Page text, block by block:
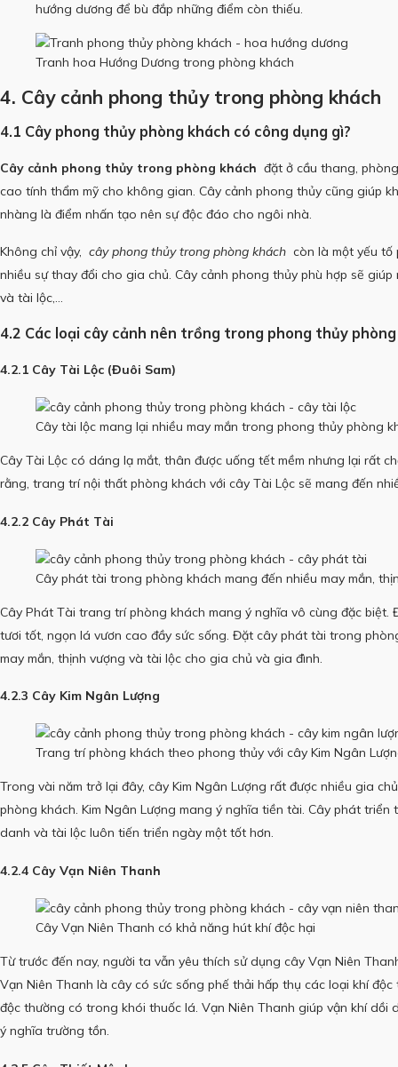
hướng dương để bù đắp những điểm còn thiếu.
Tranh hoa Hướng Dương trong phòng khách
4. Cây cảnh phong thủy trong phòng khách
4.1 Cây phong thủy phòng khách có công dụng gì?
Cây cảnh phong thủy trong phòng khách đặt ở cầu thang,
cao tính thẩm mỹ cho không gian. Cây cảnh phong thủy cũng giúp
nhàng là điểm nhấn tạo nên sự độc đáo cho ngôi nhà.
Không chỉ vậy, cây phong thủy trong phòng khách còn là một yếu
nhiều sự thay đổi cho gia chủ. Cây cảnh phong thủy phù hợp sẽ
và tài lộc,…
4.2 Các loại cây cảnh nên trồng trong phong thủy
4.2.1 Cây Tài Lộc (Đuôi Sam)
Cây tài lộc mang lại nhiều may mắn trong phong thủy phòng
Cây Tài Lộc có dáng lạ mắt, thân được uống tết mềm nhưng lại rất
rằng, trang trí nội thất phòng khách với cây Tài Lộc sẽ mang đến
4.2.2 Cây Phát Tài
Cây phát tài trong phòng khách mang đến nhiều may mắn,
Cây Phát Tài trang trí phòng khách mang ý nghĩa vô cùng đặc biệt.
tươi tốt, ngọn lá vươn cao đầy sức sống. Đặt cây phát tài trong
may mắn, thịnh vượng và tài lộc cho gia chủ và gia đình.
4.2.3 Cây Kim Ngân Lượng
Trang trí phòng khách theo phong thủy với cây Kim Ngân
Trong vài năm trở lại đây, cây Kim Ngân Lượng rất được nhiều gia
phòng khách. Kim Ngân Lượng mang ý nghĩa tiền tài. Cây phát triển
danh và tài lộc luôn tiến triển ngày một tốt hơn.
4.2.4 Cây Vạn Niên Thanh
Cây Vạn Niên Thanh có khả năng hút khí độc hại
Từ trước đến nay, người ta vẫn yêu thích sử dụng cây Vạn Niên
Vạn Niên Thanh là cây có sức sống phế thải hấp thụ các loại khí
độc thường có trong khói thuốc lá. Vạn Niên Thanh giúp vận khí dồi
ý nghĩa trường tồn.